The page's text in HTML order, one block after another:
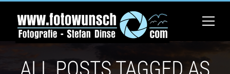
ALL POSTS TAGGED AS